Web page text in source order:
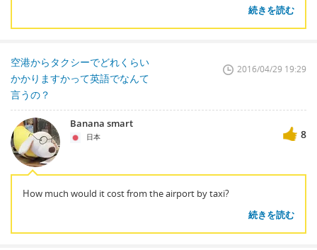
続きを読む
空港からタクシーでどれくらい
かかりますかって英語でなんて
言うの？
2016/04/29 19:29
Banana smart
日本 8
How much would it cost from the airport by taxi?
続きを読む